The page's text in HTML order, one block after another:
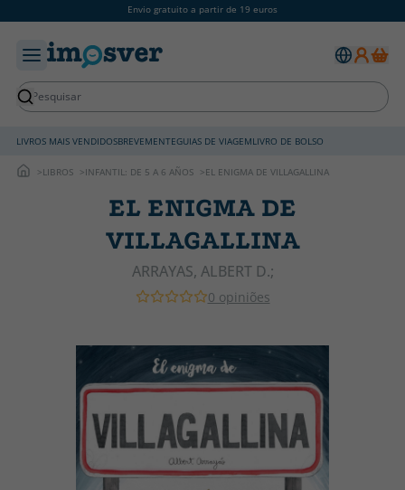
Envio gratuito a partir de 19 euros
LIVROS MAIS VENDIDOSBREVEMENTEGUIAS DE VIAGEMLIVRO DE BOLSO
LIBROS INFANTIL: DE 5 A 6 AÑOS EL ENIGMA DE VILLAGALLINA
EL ENIGMA DE
VILLAGALLINA
ARRAYAS, ALBERT D.;
0 opiniões